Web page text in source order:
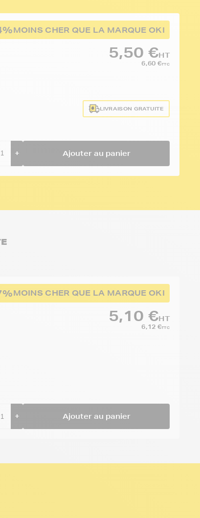
MOINS CHER QUE LA MARQUE OKI
5,50 €HT
6,60 €TTC
LIVRAISON GRATUITE
+ Ajouter au panier
MOINS CHER QUE LA MARQUE OKI
5,10 €HT
6,12 €TTC
+ Ajouter au panier